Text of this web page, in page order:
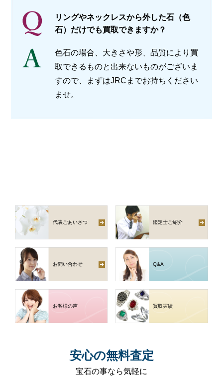
リングやネックレスから外した石（色
石）だけでも買取できますか？
色石の場合、大きさや形、品質により買
取できるものと出来ないものがございま
すので、まずはJRCまでお持ちください
ませ。
代表ごあいさつ 鑑定士ご紹介
お問い合わせ Q&A
お客様の声 買取実績
安心の無料査定
宝石の事なら気軽に